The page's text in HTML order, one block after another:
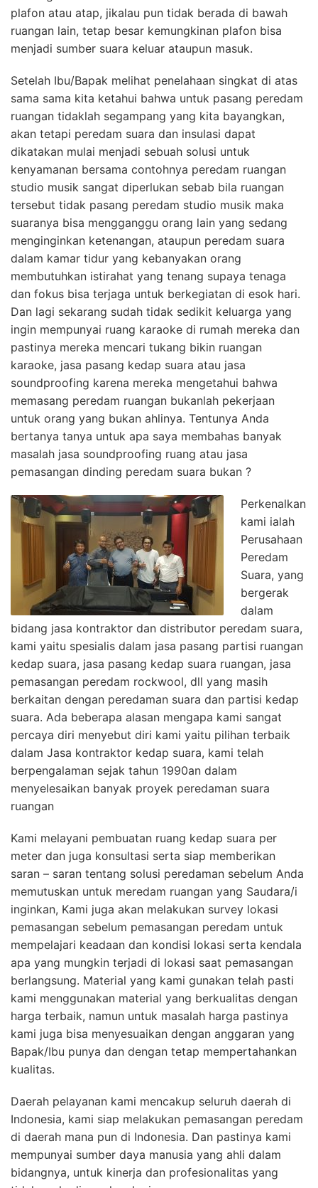
plafon atau atap, jikalau pun tidak berada di bawah
ruangan lain, tetap besar kemungkinan plafon bisa
menjadi sumber suara keluar ataupun masuk.
Setelah Ibu/Bapak melihat penelahaan singkat di atas
sama sama kita ketahui bahwa untuk pasang peredam
ruangan tidaklah segampang yang kita bayangkan,
akan tetapi peredam suara dan insulasi dapat
dikatakan mulai menjadi sebuah solusi untuk
kenyamanan bersama contohnya peredam ruangan
studio musik sangat diperlukan sebab bila ruangan
tersebut tidak pasang peredam studio musik maka
suaranya bisa mengganggu orang lain yang sedang
menginginkan ketenangan, ataupun peredam suara
dalam kamar tidur yang kebanyakan orang
membutuhkan istirahat yang tenang supaya tenaga
dan fokus bisa terjaga untuk berkegiatan di esok hari.
Dan lagi sekarang sudah tidak sedikit keluarga yang
ingin mempunyai ruang karaoke di rumah mereka dan
pastinya mereka mencari tukang bikin ruangan
karaoke, jasa pasang kedap suara atau jasa
soundproofing karena mereka mengetahui bahwa
memasang peredam ruangan bukanlah pekerjaan
untuk orang yang bukan ahlinya. Tentunya Anda
bertanya tanya untuk apa saya membahas banyak
masalah jasa soundproofing ruang atau jasa
pemasangan dinding peredam suara bukan ?
Perkenalkan
kami ialah
Perusahaan
Peredam
Suara, yang
bergerak
dalam
bidang jasa kontraktor dan distributor peredam suara,
kami yaitu spesialis dalam jasa pasang partisi ruangan
kedap suara, jasa pasang kedap suara ruangan, jasa
pemasangan peredam rockwool, dll yang masih
berkaitan dengan peredaman suara dan partisi kedap
suara. Ada beberapa alasan mengapa kami sangat
percaya diri menyebut diri kami yaitu pilihan terbaik
dalam Jasa kontraktor kedap suara, kami telah
berpengalaman sejak tahun 1990an dalam
menyelesaikan banyak proyek peredaman suara
ruangan
Kami melayani pembuatan ruang kedap suara per
meter dan juga konsultasi serta siap memberikan
saran – saran tentang solusi peredaman sebelum Anda
memutuskan untuk meredam ruangan yang Saudara/i
inginkan, Kami juga akan melakukan survey lokasi
pemasangan sebelum pemasangan peredam untuk
mempelajari keadaan dan kondisi lokasi serta kendala
apa yang mungkin terjadi di lokasi saat pemasangan
berlangsung. Material yang kami gunakan telah pasti
kami menggunakan material yang berkualitas dengan
harga terbaik, namun untuk masalah harga pastinya
kami juga bisa menyesuaikan dengan anggaran yang
Bapak/Ibu punya dan dengan tetap mempertahankan
kualitas.
Daerah pelayanan kami mencakup seluruh daerah di
Indonesia, kami siap melakukan pemasangan peredam
di daerah mana pun di Indonesia. Dan pastinya kami
mempunyai sumber daya manusia yang ahli dalam
bidangnya, untuk kinerja dan profesionalitas yang